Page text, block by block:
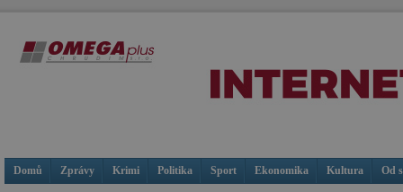
Domů Zprávy Krimi Politika Sport Ekonomika Kultura Od